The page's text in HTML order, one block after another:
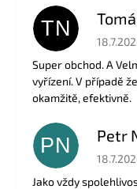
TN
Super obchod. A
vyřízení. V případě
okamžitě, efektivně.
PN Petr
Jako vždy spolehlivost